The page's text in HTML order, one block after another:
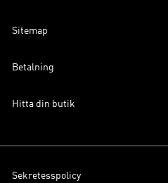
Sitemap
Betalning
Hitta din butik
Sekretesspolicy